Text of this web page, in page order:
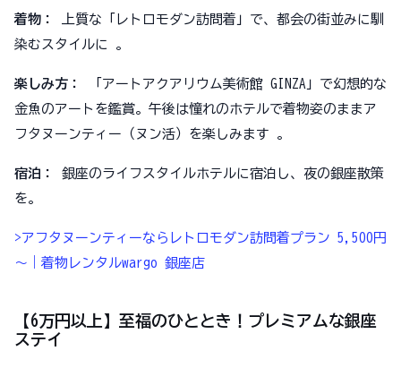
着物：
上質な「レトロモダン訪問着」で、都会の街並みに馴
染むスタイルに 。
楽しみ方：
「アートアクアリウム美術館 GINZA」で幻想的な
金魚のアートを鑑賞。午後は憧れのホテルで着物姿のままア
フタヌーンティー（ヌン活）を楽しみます 。
宿泊：
銀座のライフスタイルホテルに宿泊し、夜の銀座散策
を。
>アフタヌーンティーならレトロモダン訪問着プラン 5,500円
～｜着物レンタルwargo 銀座店
【6万円以上】至福のひととき！プレミアムな銀座
ステイ